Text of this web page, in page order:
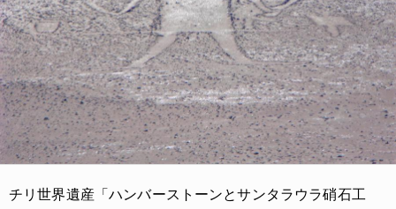
チリ世界遺産「ハンバーストーンとサンタラウラ硝石工